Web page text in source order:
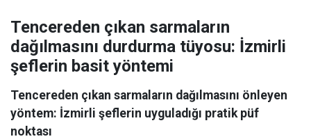
Tencereden çıkan sarmaların
dağılmasını durdurma tüyosu: İzmirli
şeflerin basit yöntemi
Tencereden çıkan sarmaların dağılmasını önleyen
yöntem: İzmirli şeflerin uyguladığı pratik püf
noktası